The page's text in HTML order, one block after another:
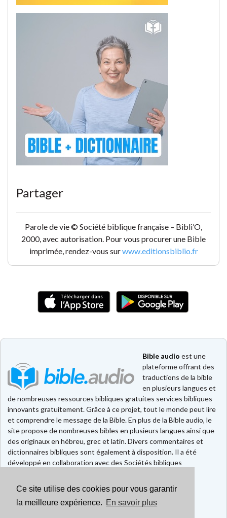
Ce site utilise des cookies pour vous garantir
la meilleure expérience. En savoir plus
Partager
Parole de vie © Société biblique française – Bibli’O,
2000, avec autorisation. Pour vous procurer une Bible
imprimée, rendez-vous surwww.editionsbiblio.fr
Bible audio est une
plateforme offrant des
traductions de la bible
en plusieurs langues et
de nombreuses ressources bibliques gratuites services bibliques
innovants gratuitement. Grâce à ce projet, tout le monde peut lire
et comprendre le message de la Bible. En plus de la Bible audio, le
site propose de nombreuses bibles en plusieurs langues ainsi que
des originaux en hébreu, grec et latin. Divers commentaires et
dictionnaires bibliques sont également à disposition. Il a été
développé en collaboration avec des Sociétés bibliques
Faire un don
Contact